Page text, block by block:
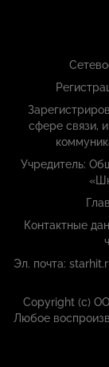
сфере связи,
Учредитель:
Контактные
Эл. почта:
Copyright (с)
Любое